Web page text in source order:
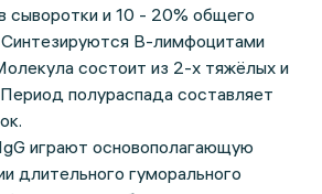
сыворотки и 10 - 20% общего
Синтезируются В-лимфоцитами
состоит из 2-х тяжёлых и
полураспада составляет
играют основополагающую
длительного гуморального